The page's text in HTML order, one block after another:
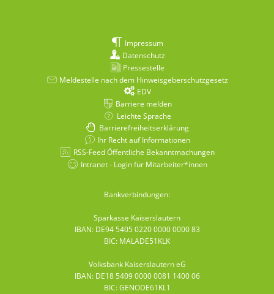
Impressum
Datenschutz
Pressestelle
Meldestelle nach dem Hinweisgeberschutzgesetz
EDV
Barriere melden
Leichte Sprache
Barrierefreiheitserklärung
Ihr Recht auf Informationen
RSS-Feed Öffentliche Bekanntmachungen
Intranet - Login für Mitarbeiter*innen
Bankverbindungen:
Sparkasse Kaiserslautern
IBAN: DE94 5405 0220 0000 0000 83
BIC: MALADE51KLK
Volksbank Kaiserslautern eG
IBAN: DE18 5409 0000 0081 1400 06
BIC: GENODE61KL1